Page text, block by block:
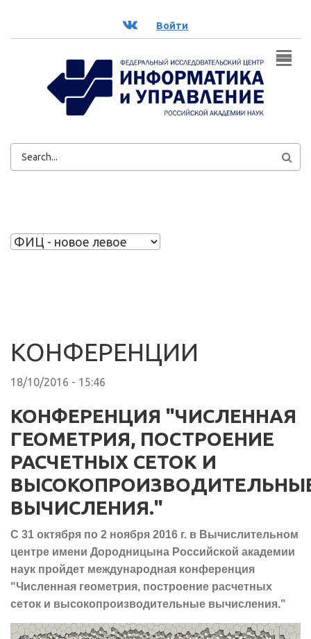
ВК Войти
ФОРМА
КОНФЕРЕНЦИИ
18/10/2016 - 15:46
КОНФЕРЕНЦИЯ "ЧИСЛЕННАЯ
ГЕОМЕТРИЯ, ПОСТРОЕНИЕ
РАСЧЕТНЫХ СЕТОК И
ВЫЧИСЛЕНИЯ."
С 31 октября по 2 ноября 2016 г. в Вычислительном
центре имени Дородницына Российской академии
наук пройдет международная конференция
"Численная геометрия, построение расчетных
сеток и высокопроизводительные вычисления."